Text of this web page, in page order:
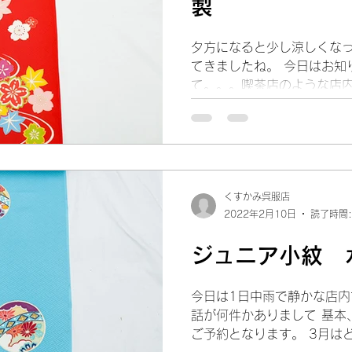
製
夕方になると少し涼しくな
てきましたね。 今日はお知
て。。。喫茶店のような店
ご紹介です。 定番の赤色で
ジュニア小紋
今日は1日中雨で静かな店
話が何件かありまして 基本
ご予約となります。 3月は
くすかみ呉服店
2022年2月10日
読了時間